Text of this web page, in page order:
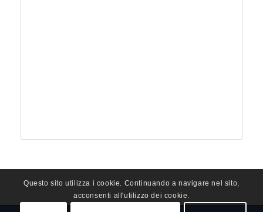
Questo sito utilizza i cookie. Continuando a navigare nel sito,
acconsenti all'utilizzo dei cookie.